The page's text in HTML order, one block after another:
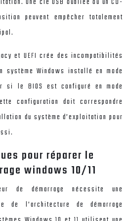
peuvent empêcher totalement
et UEFI crée des incompatibilités
Windows installé en mode
si le BIOS est configuré en mode
configuration doit correspondre
du système d’exploitation pour
pour réparer le
windows 10/11
de démarrage nécessite une
de l’architecture de démarrage